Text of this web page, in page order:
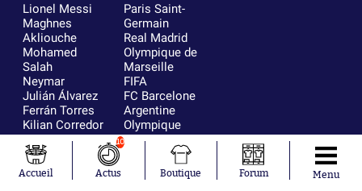
Lionel Messi
Maghnes
Akliouche
Mohamed
Salah
Neymar
Julián Álvarez
Ferrán Torres
Kilian Corredor
Franco
Mastantuono
Orel Mangala
Rio Mavuba
Paris Saint-
Germain
Real Madrid
Olympique de
Marseille
FIFA
FC Barcelone
Argentine
Olympique
lyonnais
AS Monaco
RC Strasbourg
Trabzonspor
Accueil
10
Actus Boutique Forum Menu